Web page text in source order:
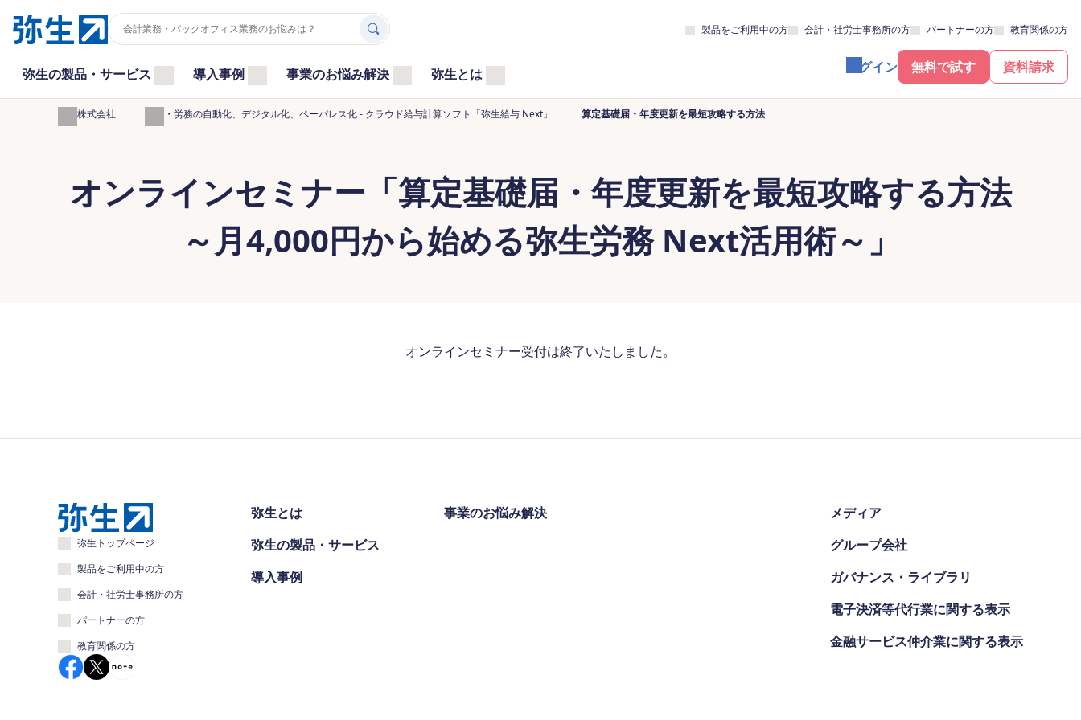
製品をご利用中の方 会計・社労士事務所の方 パートナーの方 教育関係の方
弥生の製品・サービス 導入事例 事業のお悩み解決 弥生とは 無料で試す 資料請求
ログイン
弥生株式会社 給与・労務の自動化、デジタル化、ペーパレス化 - クラウド給与計算ソフト「弥生給与 Next」 算定基礎届・年度更新を最短攻略する方法
オンラインセミナー「算定基礎届・年度更新を最短攻略する方法
～月4,000円から始める弥生労務 Next活用術～」
オンラインセミナー受付は終了いたしました。
弥生トップページ
製品をご利用中の方
会計・社労士事務所の方
パートナーの方
教育関係の方
弥生とは
弥生の製品・サービス
導入事例
事業のお悩み解決
メディア
グループ会社
ガバナンス・ライブラリ
電子決済等代行業に関する表示
金融サービス仲介業に関する表示